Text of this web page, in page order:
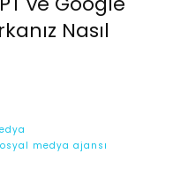
Nasıl
medya ajansı